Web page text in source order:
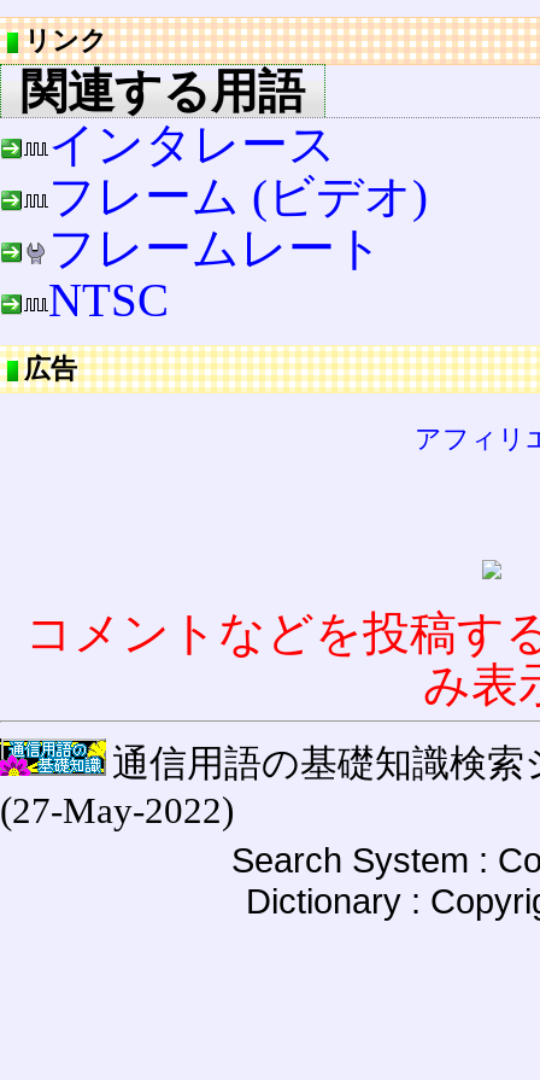
リンク
関連する用語
インタレース
フレーム (ビデオ)
フレームレート
NTSC
広告
アフィリ
コメントなどを投稿す
み表
通信用語の基礎知識検索
(27-May-2022)
Search System :
Dictionary :